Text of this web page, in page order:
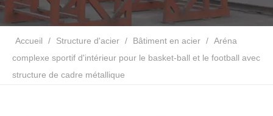
Accueil / Structure d'acier / Bâtiment en acier / Aréna
complexe sportif d'intérieur pour le basket-ball et le football avec
structure de cadre métallique